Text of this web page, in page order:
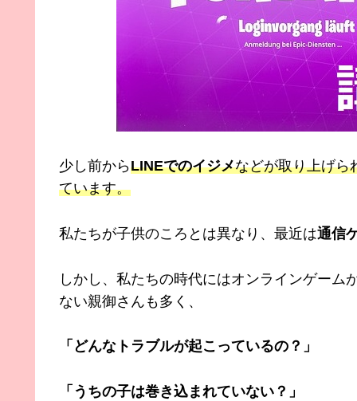
少し前からLINEでのイジメなどが取り上げら
ています。
私たちが子供のころとは異なり、最近は通信
しかし、私たちの時代にはオンラインゲー
ない親御さんも多く、
「どんなトラブルが起こっているの？」
「うちの子は巻き込まれていない？」